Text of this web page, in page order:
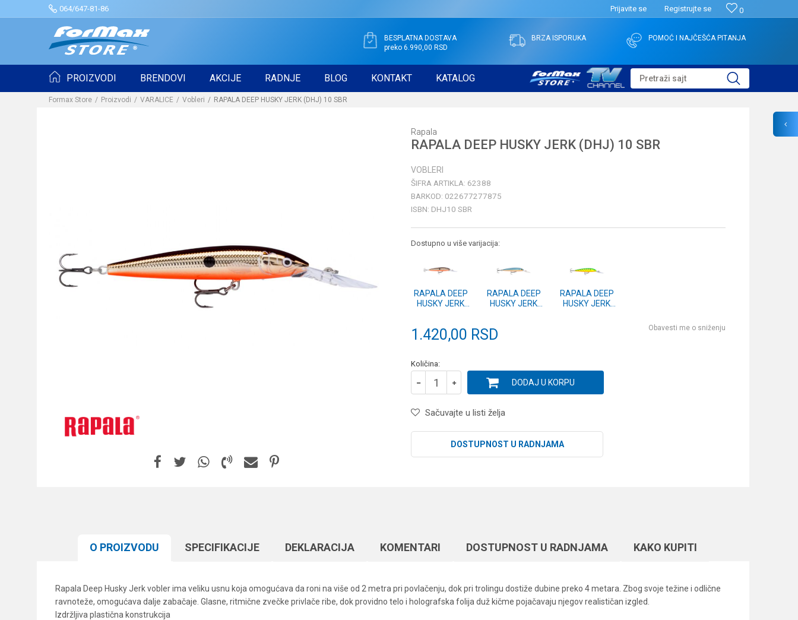
064/647-81-86 0
Prijavite se Registrujte se
BESPLATNA DOSTAVA
preko 6.990,00 RSD
BRZA ISPORUKA POMOĆ I NAJČEŠĆA PITANJA
PROIZVODI BRENDOVI AKCIJE RADNJE BLOG KONTAKT KATALOG Pretraži sajt
Formax Store Proizvodi VARALICE Vobleri RAPALA DEEP HUSKY JERK (DHJ) 10 SBR
Rapala
RAPALA DEEP HUSKY JERK (DHJ) 10 SBR
VOBLERI
ŠIFRA ARTIKLA: 62388
BARKOD: 022677277875
ISBN: DHJ10 SBR
Dostupno u više varijacija:
RAPALA DEEP
HUSKY JERK
RAPALA DEEP
HUSKY JERK
RAPALA DEEP
HUSKY JERK
1.420,00 RSD Obavesti me o sniženju
Količina:
DODAJ U KORPU
Sačuvajte u listi želja
DOSTUPNOST U RADNJAMA
O PROIZVODU SPECIFIKACIJЕ DEKLARACIJA KOMENTARI DOSTUPNOST U RADNJAMA KAKO KUPITI
Rapala Deep Husky Jerk vobler ima veliku usnu koja omogućava da roni na više od 2 metra pri povlačenju, dok pri trolingu dostiže dubine preko 4 metara. Zbog svoje težine i odlične
ravnoteže, omogućava dalje zabačaje. Glasne, ritmične zvečke privlače ribe, dok providno telo i holografska folija duž kičme pojačavaju njegov realističan izgled.
Izdržljiva plastična konstrukcija